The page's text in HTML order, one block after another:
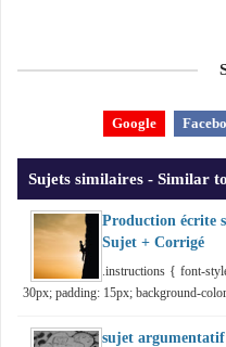
Google
Sujets similaires - Similar
Production écrite
Sujet + Corrigé
.instructions { font-
30px; padding: 15px; background-
sujet